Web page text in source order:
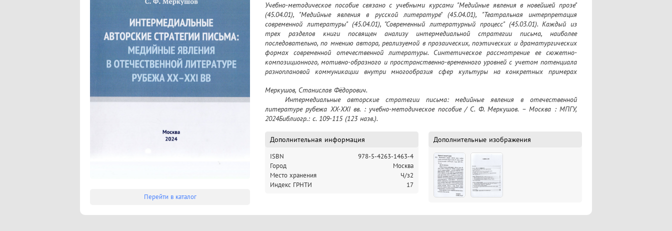
Перейти в каталог
Учебно-методическое пособие связано с учебными курсами "Медийные явления в новейшей прозе"
(45.04.01), "Медийные явления в русской литературе" (45.04.01), "Театральная интерпретация
современной литературы" (45.04.01), "Современный литературный процесс" (45.03.01). Каждый из
трех разделов книги посвящен анализу интермедиальной стратегии письма, наиболее
последовательно, по мнению автора, реализуемой в прозаических, поэтических и драматургических
формах современной отечественной литературы. Синтетическое рассмотрение ее сюжетно-
композиционного, мотивно-образного и пространственно-временного уровней с учетом потенциала
разноплановой коммуникации внутри многообразия сфер культуры на конкретных примерах
актуальной словесности в целом. Пособие снабжено контрольными вопросами и темами докладов,
QR-кодами для удобства поиска необходимого иллюстративного материала. Издание адресовано
студентам и аспирантам гуманитарных факультетов высших учебных заведений
Меркушов, Станислав Фёдорович.
литературе рубежа XX-XXI вв. : учебно-методическое пособие / С. Ф. Меркушов. – Москва : МПГУ,
2024Библиогр.: с. 109-115 (123 назв.).
Дополнительная информация
ISBN
978-5-4263-1463-4
Город
Москва
Место хранения
Ч/з2
Индекс ГРНТИ
17
Дополнительные изображения